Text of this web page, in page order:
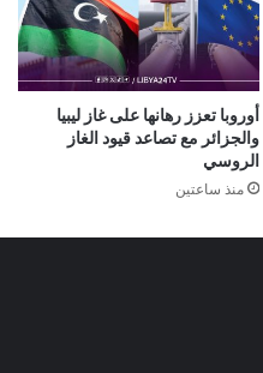
أوروبا تعزز رهانها على غاز ليبيا
والجزائر مع تصاعد قيود الغاز
الروسي
منذ ساعتين